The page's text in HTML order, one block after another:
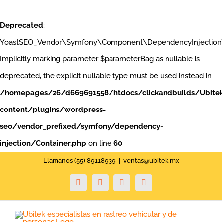
Deprecated:
Implicitly marking parameter $parameterBag as nullable is
deprecated, the explicit nullable type must be used instead in
/homepages/26/d669691558/htdocs/clickandbuilds/
content/plugins/wordpress-
seo/vendor_prefixed/symfony/dependency-
injection/Container.php on line 60
Llamanos (55) 89118939 ventas@ubitek.mx
FacebookTwitterYouTubeInstagram